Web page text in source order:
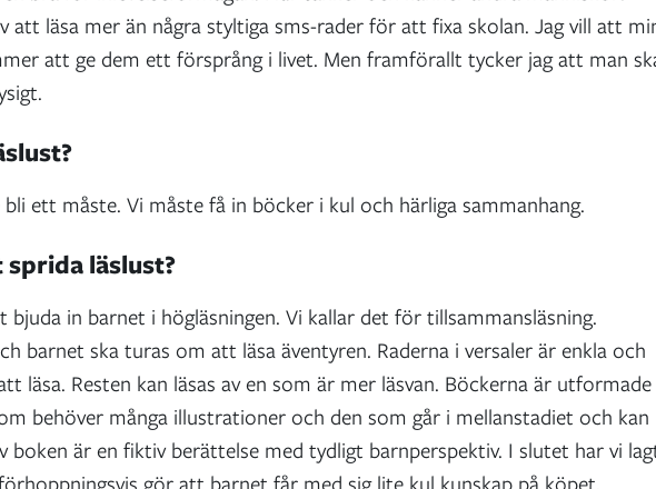
att läsa mer än några styltiga sms-rader för att fixa skolan. Jag vill att
att ge dem ett försprång i livet. Men framförallt tycker jag att man
ett måste. Vi måste få in böcker i kul och härliga sammanhang.
läslust?
bjuda in barnet i högläsningen. Vi kallar det för tillsammansläsning.
barnet ska turas om att läsa äventyren. Raderna i versaler är enkla och
läsa. Resten kan läsas av en som är mer läsvan. Böckerna är utformade
behöver många illustrationer och den som går i mellanstadiet och kan
boken är en fiktiv berättelse med tydligt barnperspektiv. I slutet har vi